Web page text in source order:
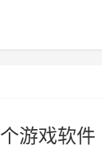
游戏软件